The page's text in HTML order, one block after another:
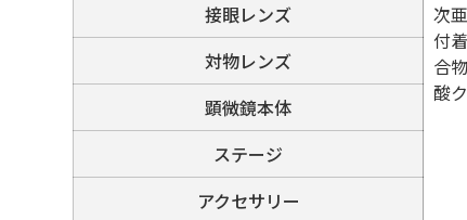
接眼レンズ
次
付
合
酸
対物レンズ
顕微鏡本体
ステージ
アクセサリー